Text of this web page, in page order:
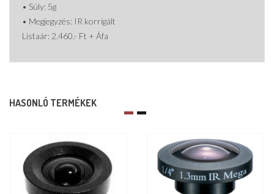
• Súly: 5g
• Megjegyzés: IR korrigált
Listaár: 2.460.- Ft + Áfa
HASONLÓ TERMÉKEK